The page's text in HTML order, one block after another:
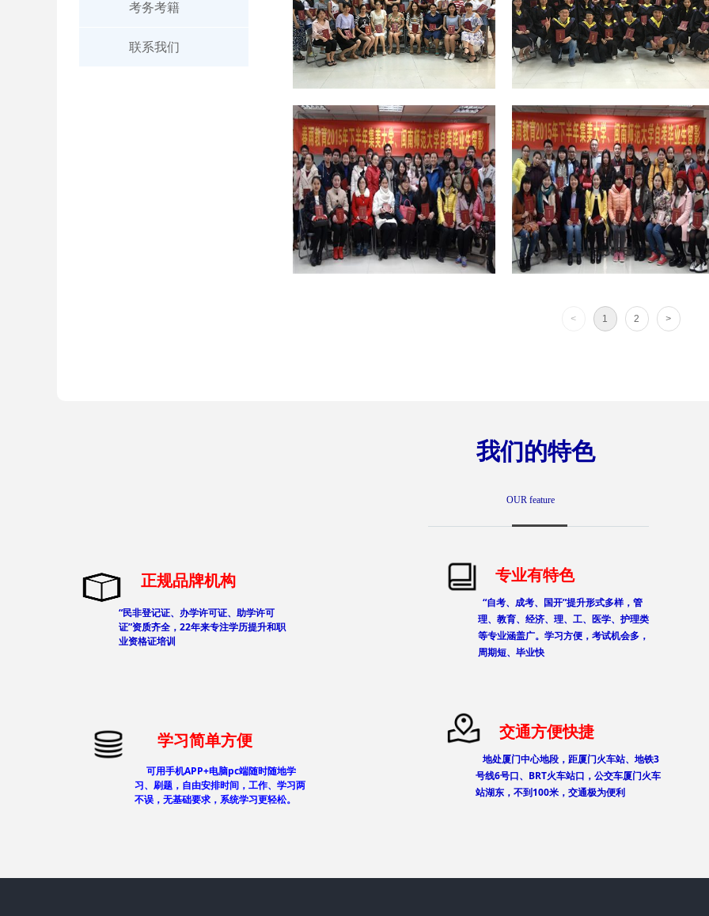
考务考籍
联系我们
< 1 2 >
OUR feature
我们的特色
“民非登记证、办学许可证、助学许可
证”资质齐全，22年来专注学历提升和职
业资格证培训
正规品牌机构 专业有特色
“自考、成考、国开”提升形式多样，管
理、教育、经济、理、工、医学、护理类
等专业涵盖广。学习方便，考试机会多，
周期短、毕业快
学习简单方便
可用手机APP+电脑pc端随时随地学
习、刷题，自由安排时间，工作、学习两
不误，无基础要求，系统学习更轻松。
地处厦门中心地段，距厦门火车站、地铁3
号线6号口、BRT火车站口，公交车厦门火车
站湖东，不到100米，交通极为便利
交通方便快捷